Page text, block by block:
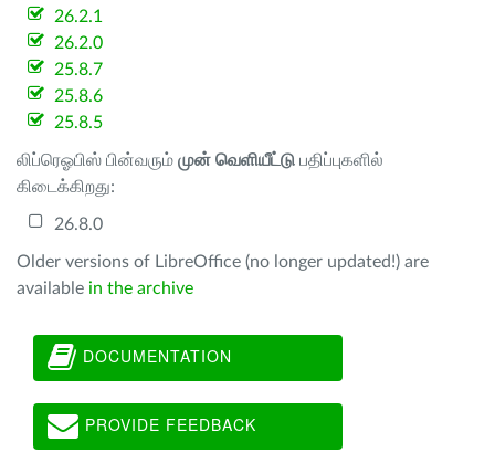
26.2.1
26.2.0
25.8.7
25.8.6
25.8.5
லிப்ரெஓபிஸ் பின்வரும் முன் வெளியீட்டு பதிப்புகளில்
கிடைக்கிறது:
26.8.0
Older versions of LibreOffice (no longer updated!) are
available in the archive
DOCUMENTATION
PROVIDE FEEDBACK